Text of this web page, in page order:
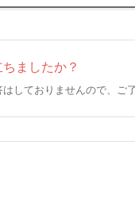
ましたか？
しておりませんので、ご